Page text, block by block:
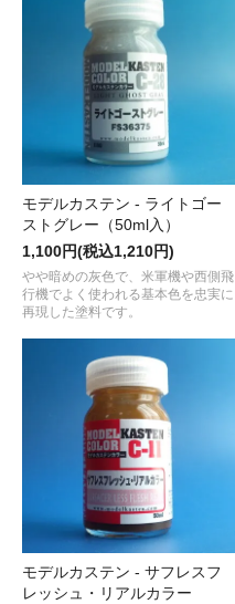
モデルカステン - ライトゴー
ストグレー（50ml入）
1,100円(税込1,210円)
やや暗めの灰色で、米軍機や西側飛
行機でよく使われる基本色を忠実に
再現した塗料です。
モデルカステン - サフレスフ
レッシュ・リアルカラー